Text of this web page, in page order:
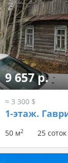
9 657 р.
≈ 3 300 $
1-этаж.
50 м2 25 соток